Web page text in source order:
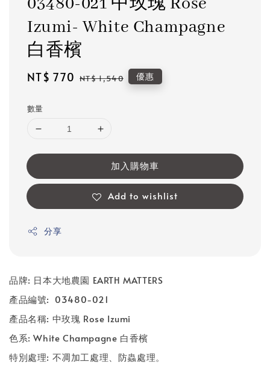
Izumi- White Champagne
白香檳
Sale
NT$ 770 Regular
NT$ 1,540 優惠
數量
加入購物車
Add to wishlist
分享
品牌: 日本大地農園 EARTH MATTERS
產品編號: 03480-021
產品名稱: 中玫瑰 Rose Izumi
色系: White Champagne 白香檳
特別處理: 不凋加工處理、防蟲處理。